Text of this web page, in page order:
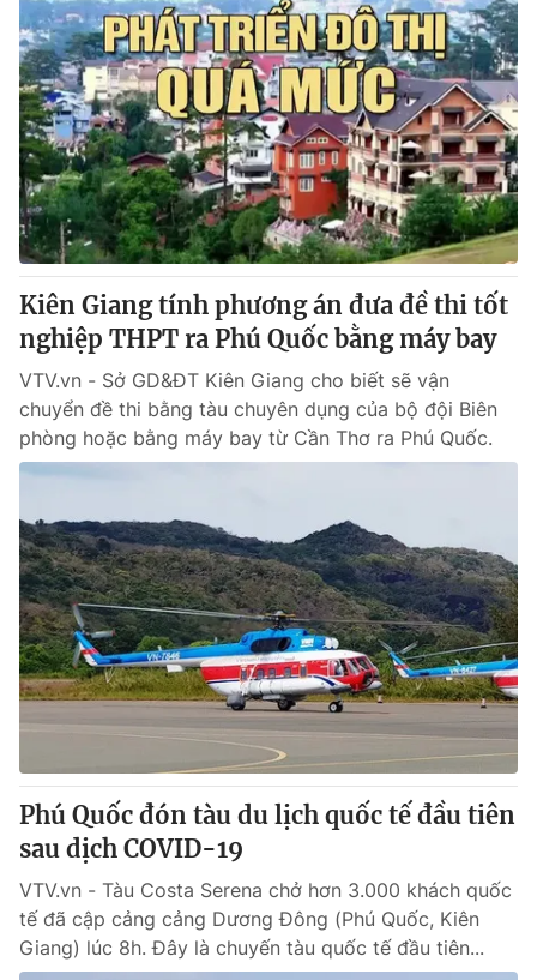
Kiên Giang tính phương án đưa đề thi tốt
nghiệp THPT ra Phú Quốc bằng máy bay
VTV.vn - Sở GD&ĐT Kiên Giang cho biết sẽ vận
chuyển đề thi bằng tàu chuyên dụng của bộ đội Biên
phòng hoặc bằng máy bay từ Cần Thơ ra Phú Quốc.
Phú Quốc đón tàu du lịch quốc tế đầu tiên
sau dịch COVID-19
VTV.vn - Tàu Costa Serena chở hơn 3.000 khách quốc
tế đã cập cảng cảng Dương Đông (Phú Quốc, Kiên
Giang) lúc 8h. Đây là chuyến tàu quốc tế đầu tiên...